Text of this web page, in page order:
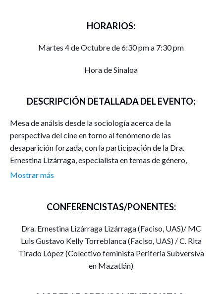
HORARIOS:
Martes 4 de Octubre de 6:30 pm a 7:30 pm
Hora de Sinaloa
DESCRIPCIÓN DETALLADA DEL EVENTO:
Mesa de análsis desde la sociología acerca de la
perspectiva del cine en torno al fenómeno de las
desaparición forzada, con la participación de la Dra.
Ernestina Lizárraga, especialista en temas de género,
narcotráfico y violencia, así como del MC Luis Gustavo
Mostrar más
CONFERENCISTAS/PONENTES:
Dra. Ernestina Lizárraga Lizárraga (Faciso, UAS)/ MC
Luis Gustavo Kelly Torreblanca (Faciso, UAS) / C. Rita
Tirado López (Colectivo feminista Periferia Subversiva
en Mazatlán)